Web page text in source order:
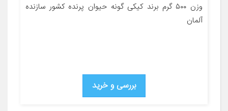
وزن ۵۰۰ گرم برند کیکی گونه حیوان پرنده کشور سازنده
آلمان
بررسی و خرید